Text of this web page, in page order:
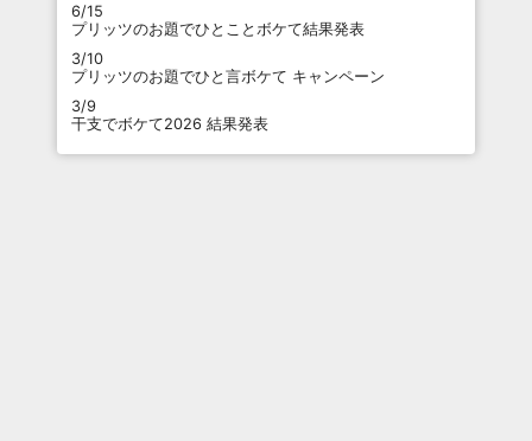
6/15
プリッツのお題でひとことボケて結果発表
3/10
プリッツのお題でひと言ボケて キャンペーン
3/9
干支でボケて2026 結果発表